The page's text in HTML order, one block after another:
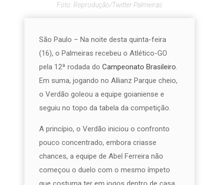
Foto: Reprodução/Twitter Palmeiras
São Paulo – Na noite desta quinta-feira
(16), o Palmeiras recebeu o Atlético-GO
pela 12ª rodada do Campeonato Brasileiro.
Em suma, jogando no Allianz Parque cheio,
o Verdão goleou a equipe goianiense e
seguiu no topo da tabela da competição.
A princípio, o Verdão iniciou o confronto
pouco concentrado, embora criasse
chances, a equipe de Abel Ferreira não
começou o duelo com o mesmo ímpeto